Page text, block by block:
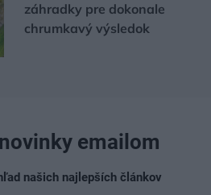
záhradky pre dokonale
chrumkavý výsledok
emailom
našich najlepších článkov